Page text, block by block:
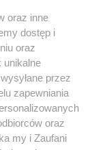
powielany i
sposób (w
polu
w Internecie
użycie lub
prawa, tzn.
i może być ścigane
oraz inne
dostęp i
oraz
unikalne
przez
zapewniania
oraz
my i Zaufani